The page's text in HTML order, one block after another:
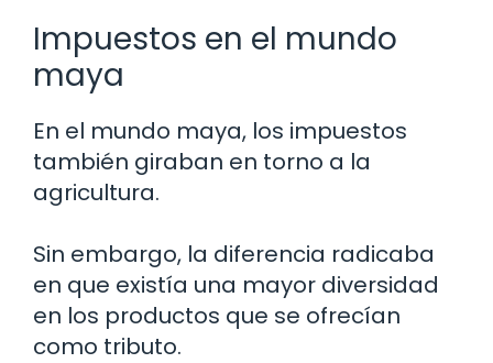
Impuestos en el mundo
maya
En el mundo maya, los impuestos
también giraban en torno a la
agricultura.
Sin embargo, la diferencia radicaba
en que existía una mayor diversidad
en los productos que se ofrecían
como tributo.